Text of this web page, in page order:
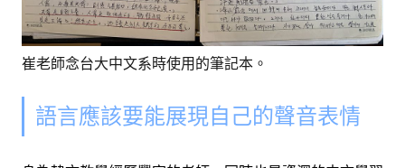
崔老師念台大中文系時使用的筆記本。
語言應該要能展現自己的聲音表情